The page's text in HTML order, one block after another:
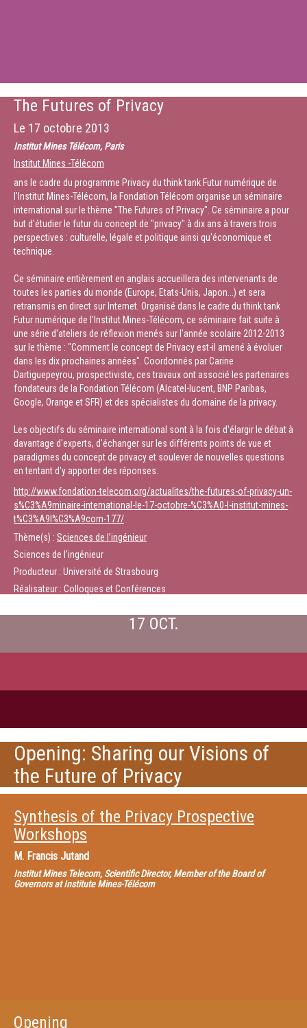
The Futures of Privacy
Le 17 octobre 2013
Institut Mines Télécom, Paris
Institut Mines -Télécom
ans le cadre du programme Privacy du think tank Futur numérique de
l'Institut Mines-Télécom, la Fondation Télécom organise un séminaire
international sur le thème "The Futures of Privacy". Ce séminaire a pour
but d'étudier le futur du concept de "privacy" à dix ans à travers trois
perspectives : culturelle, légale et politique ainsi qu'économique et
technique.
Ce séminaire entièrement en anglais accueillera des intervenants de
toutes les parties du monde (Europe, Etats-Unis, Japon...) et sera
retransmis en direct sur Internet. Organisé dans le cadre du think tank
Futur numérique de l'Institut Mines-Télécom, ce séminaire fait suite à
une série d'ateliers de réflexion menés sur l'année scolaire 2012-2013
sur le thème : "Comment le concept de Privacy est-il amené à évoluer
dans les dix prochaines années". Coordonnés par Carine
Dartiguepeyrou, prospectiviste, ces travaux ont associé les partenaires
fondateurs de la Fondation Télécom (Alcatel-lucent, BNP Paribas,
Google, Orange et SFR) et des spécialistes du domaine de la privacy.
Les objectifs du séminaire international sont à la fois d'élargir le débat à
davantage d'experts, d'échanger sur les différents points de vue et
paradigmes du concept de privacy et soulever de nouvelles questions
en tentant d'y apporter des réponses.
http://www.fondation-telecom.org/actualites/the-futures-of-privacy-un-
s%C3%A9minaire-international-le-17-octobre-%C3%A0-l-institut-mines-
t%C3%A9l%C3%A9com-177/
Thème(s) : Sciences de l’ingénieur
Sciences de l’ingénieur
Producteur : Université de Strasbourg
Réalisateur : Colloques et Conférences
17 OCT.
Opening: Sharing our Visions of
the Future of Privacy
Synthesis of the Privacy Prospective
Workshops
M. Francis Jutand
Institut Mines Telecom, Scientific Director, Member of the Board of
Governors at Institute Mines-Télécom
Opening